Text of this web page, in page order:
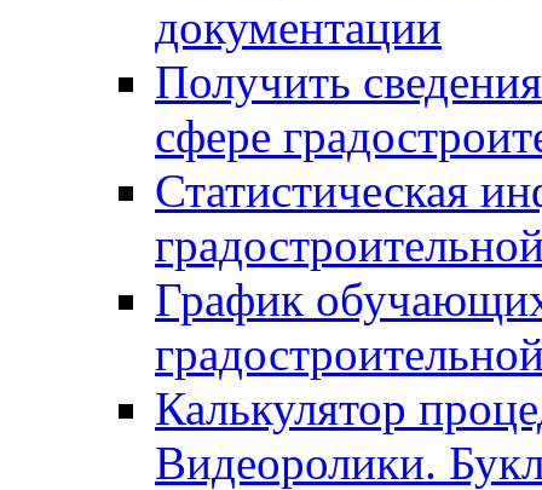
документации
Получить
сфере
Статистическая
График
Калькулятор
Видеоролики.